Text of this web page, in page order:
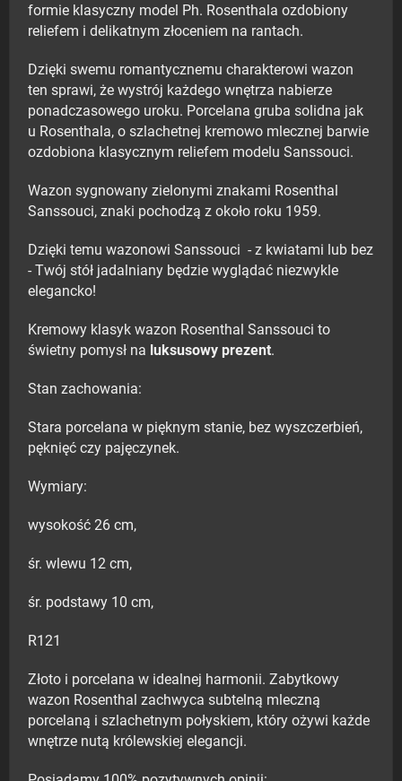
formie klasyczny model Ph. Rosenthala ozdobiony
reliefem i delikatnym złoceniem na rantach.
Dzięki swemu romantycznemu charakterowi wazon
ten sprawi, że wystrój każdego wnętrza nabierze
ponadczasowego uroku. Porcelana gruba solidna jak
u Rosenthala, o szlachetnej kremowo mlecznej barwie
ozdobiona klasycznym reliefem modelu Sanssouci.
Wazon sygnowany zielonymi znakami Rosenthal
Sanssouci, znaki pochodzą z około roku 1959.
Dzięki temu wazonowi Sanssouci - z kwiatami lub bez
- Twój stół jadalniany będzie wyglądać niezwykle
elegancko!
Kremowy klasyk wazon Rosenthal Sanssouci to
świetny pomysł na luksusowy prezent.
Stan zachowania:
Stara porcelana w pięknym stanie, bez wyszczerbień,
pęknięć czy pajęczynek.
Wymiary:
wysokość 26 cm,
śr. wlewu 12 cm,
śr. podstawy 10 cm,
R121
Złoto i porcelana w idealnej harmonii. Zabytkowy
wazon Rosenthal zachwyca subtelną mleczną
porcelaną i szlachetnym połyskiem, który ożywi każde
wnętrze nutą królewskiej elegancji.